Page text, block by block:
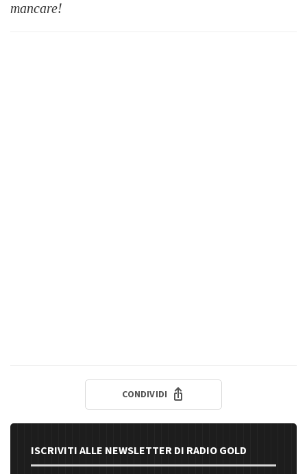
mancare!
CONDIVIDI
ISCRIVITI ALLE NEWSLETTER DI RADIO GOLD